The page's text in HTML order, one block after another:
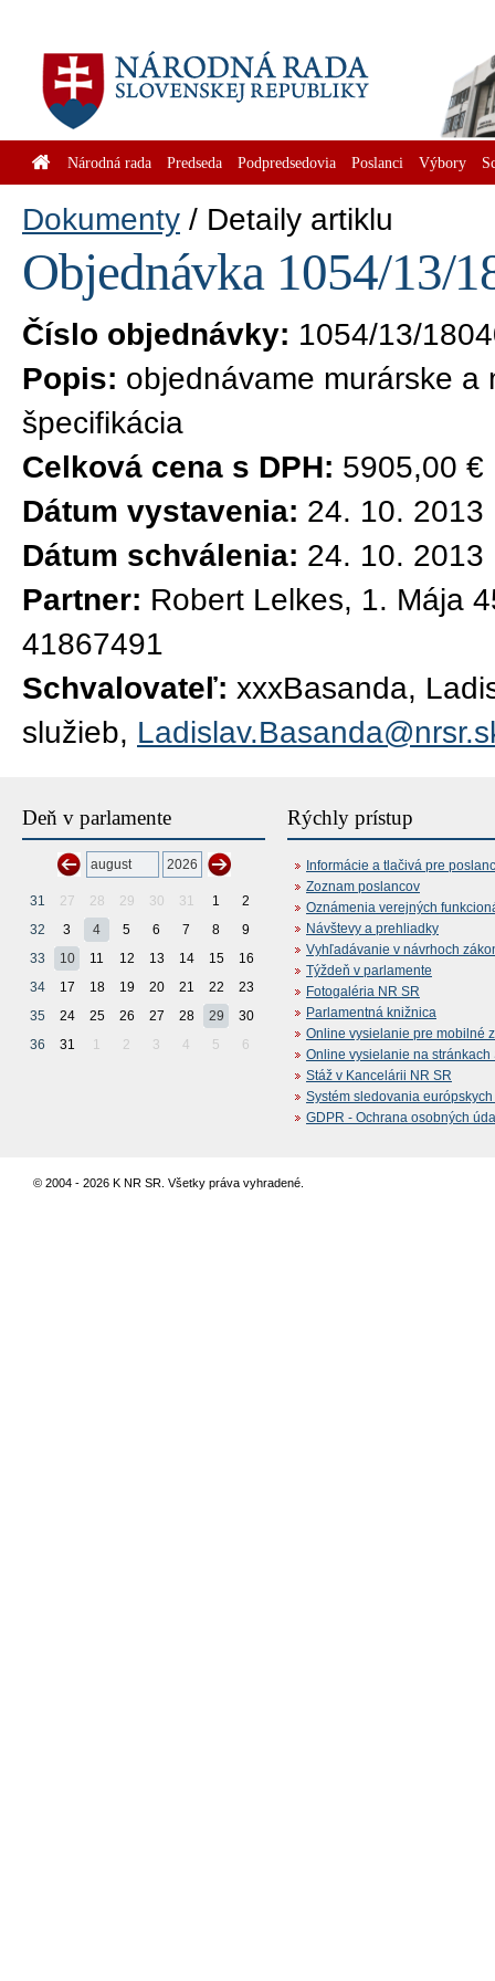
Národná rada Predseda Podpredsedovia Poslanci Výbory
Dokumenty Detaily artiklu
Objednávka 1054/13/
Číslo objednávky: 1054/13/
Popis: objednávame murárske
špecifikácia
Celková cena s DPH: 5905,00 €
Dátum vystavenia: 24. 10. 2013
Dátum schválenia: 24. 10. 2013
Partner: Robert Lelkes, 1. Mája
41867491
Schvalovateľ: xxxBasanda,
služieb,
Deň v parlamente
31 27 28 29 30 31 1
2
32
3 4 5 6 7 8
9
33
10 11 12 13 14 15
16
34
17 18 19 20 21 22
23
35
24 25 26 27 28 29
30
36
31 1 2 3 4 5 6
Rýchly prístup
Informácie a tlačivá pre
Zoznam poslancov
Oznámenia verejných
Návštevy a prehliadky
Vyhľadávanie v návrhoch
Týždeň v parlamente
Fotogaléria NR SR
Parlamentná knižnica
Online vysielanie pre mobilné
Online vysielanie na stránkach
Stáž v Kancelárii NR SR
Systém sledovania
GDPR - Ochrana osobných
© 2004 - 2026 K NR SR. Všetky práva vyhradené.